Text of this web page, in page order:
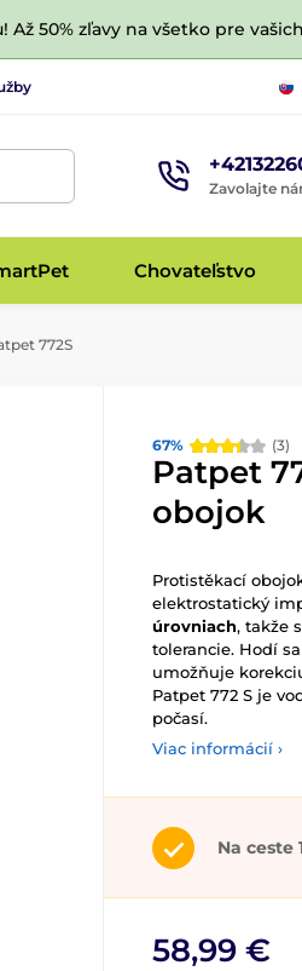
50% zľavy na všetko pre
Zavolajte
Chovateľstvo
772S
67% (3)
Patpet
obojok
Protistěkací
elektrostatický
úrovniach, takže
tolerancie. Hodí
umožňuje
Patpet 772 S je
počasí.
Viac informácií ›
Na ceste
58,99 €